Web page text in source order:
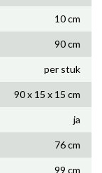
10 cm
90 cm
per stuk
90 x 15 x 15 cm
ja
76 cm
99 cm